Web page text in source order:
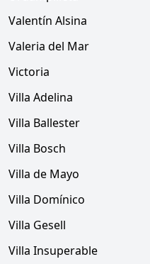
Valentín Alsina
Valeria del Mar
Victoria
Villa Adelina
Villa Ballester
Villa Bosch
Villa de Mayo
Villa Domínico
Villa Gesell
Villa Insuperable